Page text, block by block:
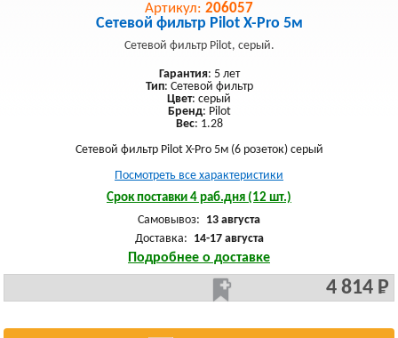
Артикул: 206057
Сетевой фильтр Pilot X-Pro 5м
Сетевой фильтр Pilot, серый.
Гарантия: 5 лет
Тип: Сетевой фильтр
Цвет: серый
Бренд: Pilot
Вес: 1.28
Сетевой фильтр Pilot X-Pro 5м (6 розеток) серый
Посмотреть все характеристики
Срок поставки 4 раб.дня (12 шт.)
Самовывоз: 13 августа
Доставка: 14-17 августа
Подробнее о доставке
4 814 Р